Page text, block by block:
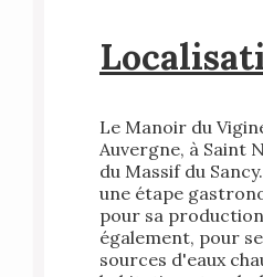
Le Manoir du
Auvergne, à Saint
du Massif du
une étape
pour sa
également, pour
sources d'eaux